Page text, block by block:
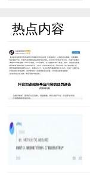
热点内容